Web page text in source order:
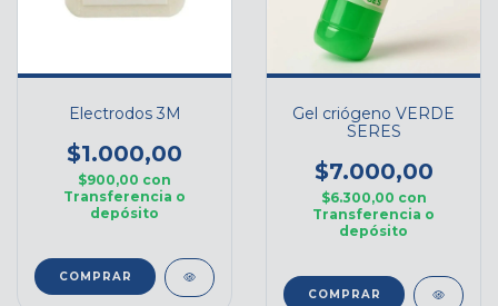
Electrodos 3M
$1.000,00
$900,00 con
Transferencia o
depósito
COMPRAR
Gel criógeno VERDE
SERES
$7.000,00
$6.300,00 con
Transferencia o
depósito
COMPRAR